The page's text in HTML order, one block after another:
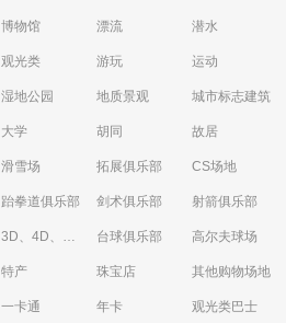
博物馆 漂流 潜水
观光类 游玩 运动
湿地公园 地质景观 城市标志建筑
大学 胡同 故居
滑雪场 拓展俱乐部 CS场地
跆拳道俱乐部 剑术俱乐部 射箭俱乐部
3D、4D、5D艺术体验馆 台球俱乐部 高尔夫球场
特产 珠宝店 其他购物场地
一卡通 年卡 观光类巴士